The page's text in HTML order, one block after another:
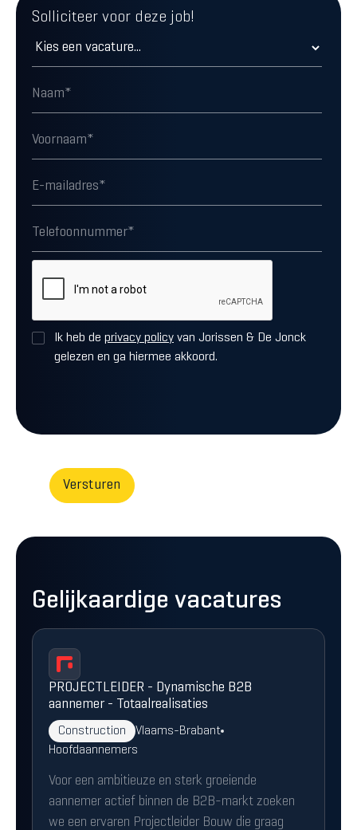
Solliciteer voor deze job!
Ik heb de privacy policy van Jorissen & De Jonck
gelezen en ga hiermee akkoord.
Gelijkaardige vacatures
PROJECTLEIDER - Dynamische B2B
aannemer - Totaalrealisaties
Construction
Vlaams-Brabant
Hoofdaannemers
Voor een ambitieuze en sterk groeiende
aannemer actief binnen de B2B-markt zoeken
we een ervaren Projectleider Bouw die graag